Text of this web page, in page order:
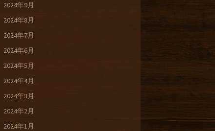
2024年9月
2024年8月
2024年7月
2024年6月
2024年5月
2024年4月
2024年3月
2024年2月
2024年1月